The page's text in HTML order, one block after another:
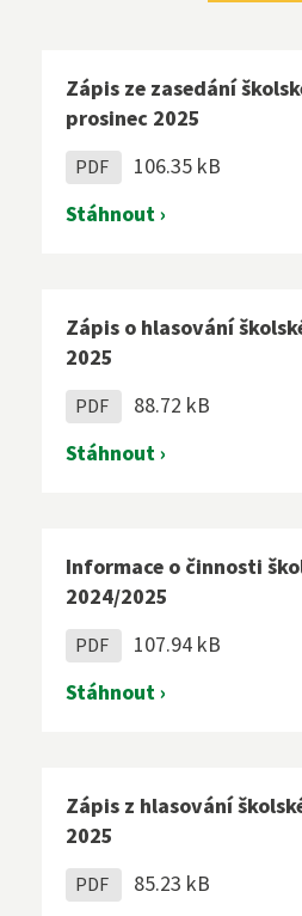
Zápis ze zasedání
prosinec 2025
PDF
106.35 kB
Stáhnout ›
Zápis o hlasování
2025
PDF
88.72 kB
Stáhnout ›
Informace o činnosti
2024/2025
PDF
107.94 kB
Stáhnout ›
Zápis z hlasování
2025
PDF
85.23 kB